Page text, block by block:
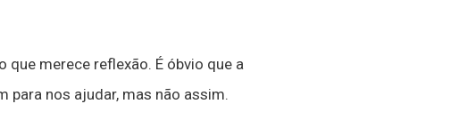
merece reflexão. É óbvio que a
para nos ajudar, mas não assim.